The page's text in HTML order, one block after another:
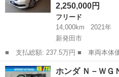
2,250,000円
フリード
14,000km
2021年
新発田市
■ 支払総額: 237.5万円 ■ 車両本体価格： 2,250,000 円 ■ メーカ
ー名： ホンダ ■ 車種名： フリー
ダセンシング イクリプスメモリーナ
新潟 新発田市 フリード
ホンダ Ｎ－ＷＧ